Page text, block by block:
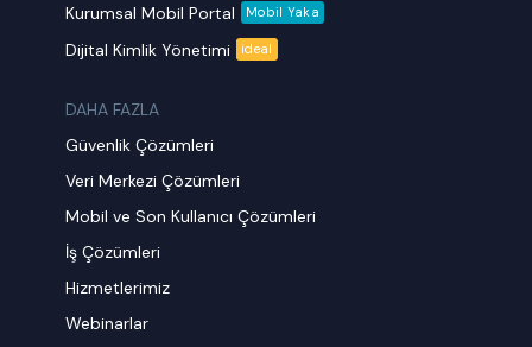
Kurumsal Mobil Portal
Mobil Yaka
Dijital Kimlik Yönetimi ideal
DAHA FAZLA
Güvenlik Çözümleri
Veri Merkezi Çözümleri
Mobil ve Son Kullanıcı Çözümleri
İş Çözümleri
Hizmetlerimiz
Webinarlar